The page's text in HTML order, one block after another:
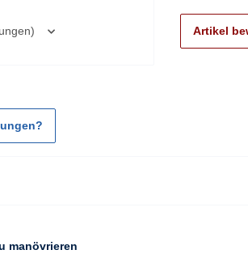
Artikel
manövrieren